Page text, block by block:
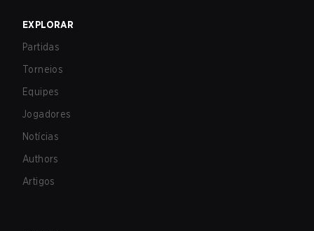
EXPLORAR
Partidas
Torneios
Equipes
Jogadores
Notícias
Authors
Artigos